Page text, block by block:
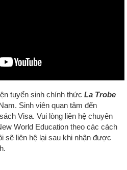
tuyển sinh chính thức La Trobe
. Sinh viên quan tâm đến
Visa. Vui lòng liên hệ chuyên
World Education theo các cách
sẽ liên hệ lại sau khi nhận được